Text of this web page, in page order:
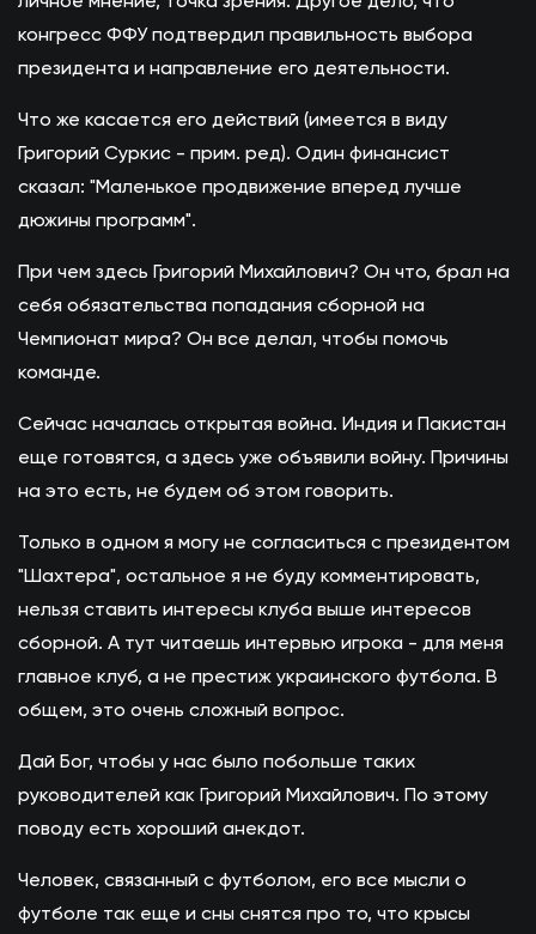
конгресс ФФУ подтвердил правильность выбора
президента и направление его деятельности.
Что же касается его действий (имеется в виду
Григорий Суркис - прим. ред). Один финансист
сказал: "Маленькое продвижение вперед лучше
дюжины программ".
При чем здесь Григорий Михайлович? Он что, брал на
себя обязательства попадания сборной на
Чемпионат мира? Он все делал, чтобы помочь
команде.
Сейчас началась открытая война. Индия и Пакистан
еще готовятся, а здесь уже объявили войну. Причины
на это есть, не будем об этом говорить.
Только в одном я могу не согласиться с президентом
"Шахтера", остальное я не буду комментировать,
нельзя ставить интересы клуба выше интересов
сборной. А тут читаешь интервью игрока - для меня
главное клуб, а не престиж украинского футбола. В
общем, это очень сложный вопрос.
Дай Бог, чтобы у нас было побольше таких
руководителей как Григорий Михайлович. По этому
поводу есть хороший анекдот.
Человек, связанный с футболом, его все мысли о
футболе так еще и сны снятся про то, что крысы